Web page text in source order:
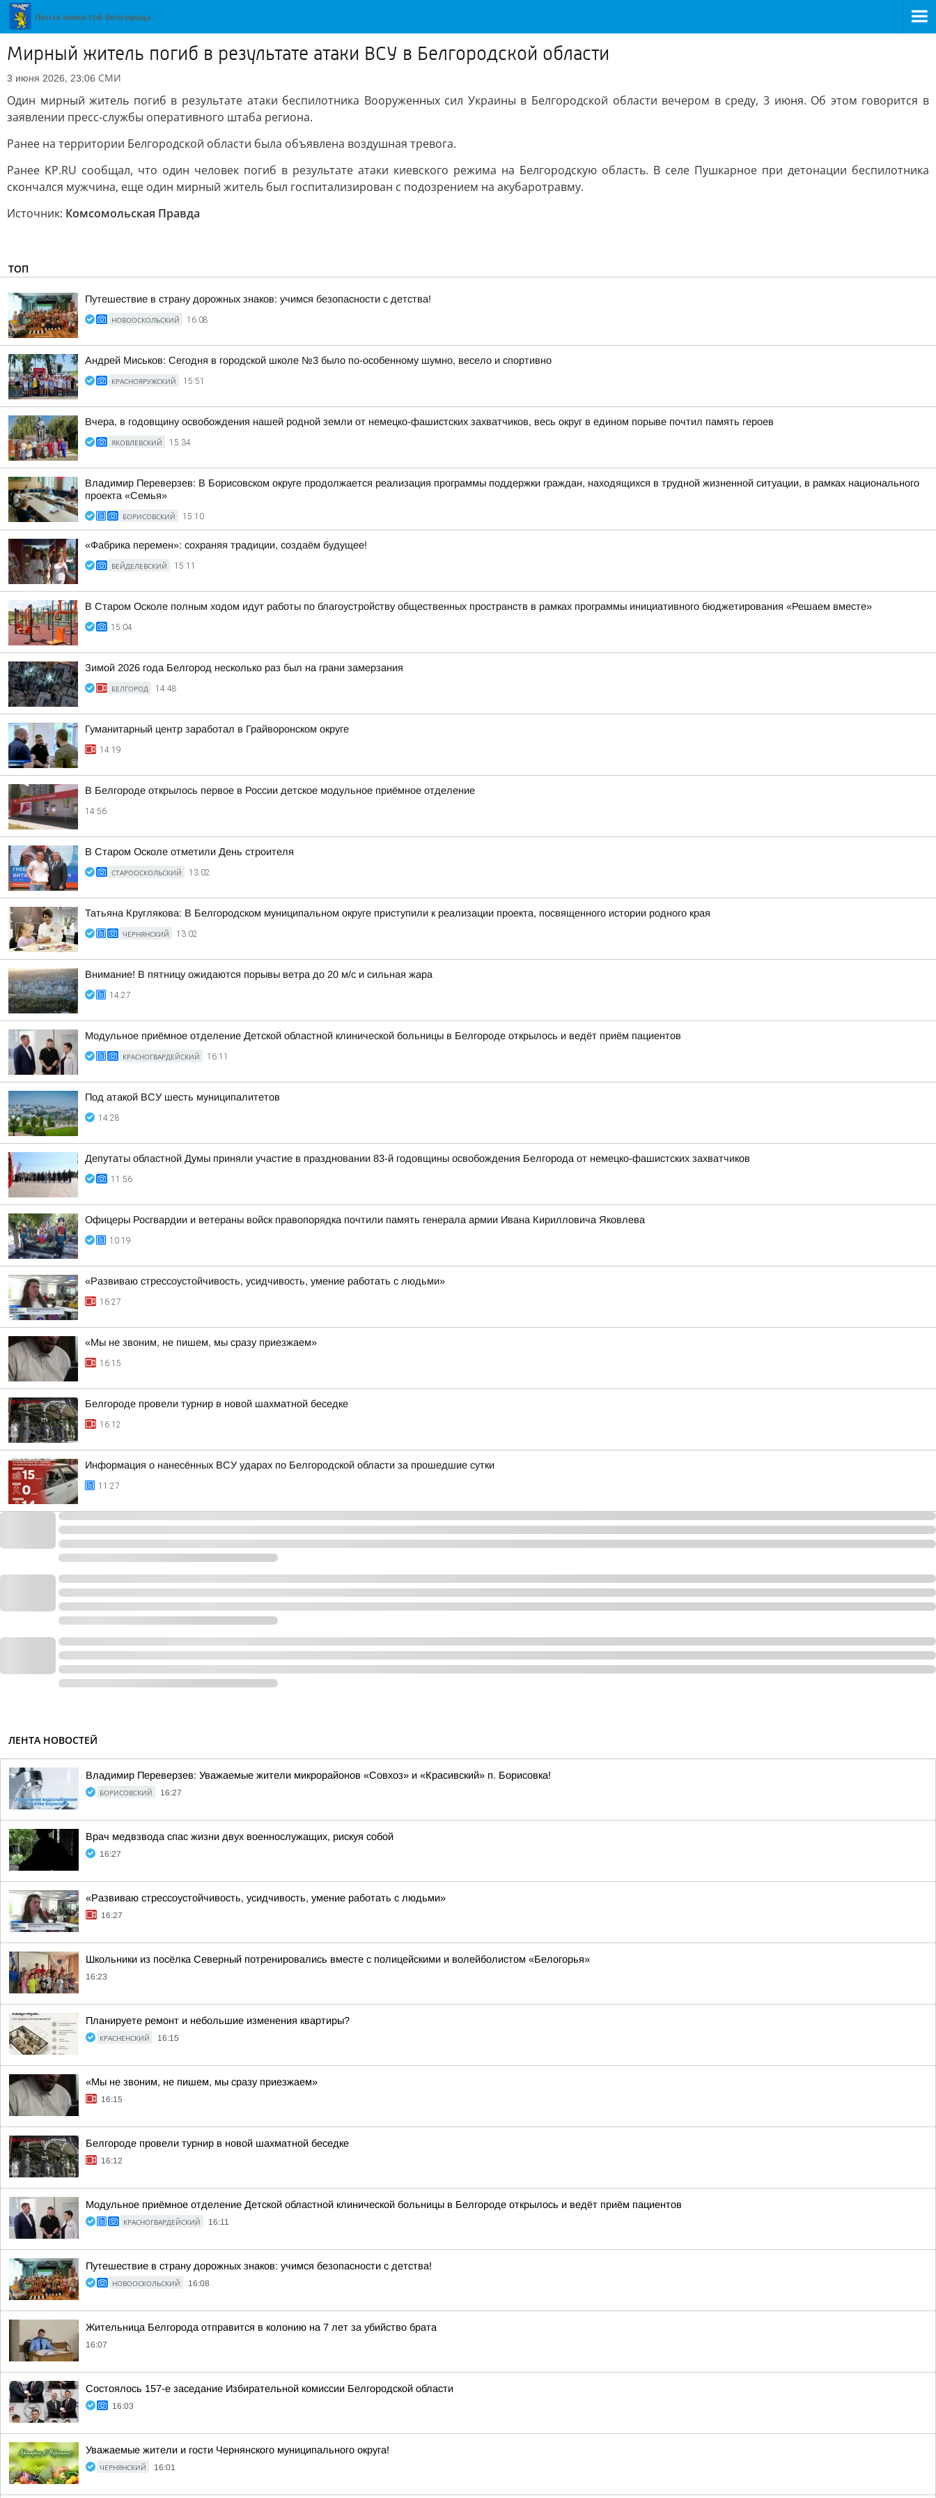
Мирный житель погиб в результате атаки ВСУ в Белгородской области
3 июня 2026, 23:06 СМИ
Один мирный житель погиб в результате атаки беспилотника Вооруженных сил Украины в Белгородской области вечером в среду, 3 июня. Об этом говорится в
заявлении пресс-службы оперативного штаба региона.
Ранее на территории Белгородской области была объявлена воздушная тревога.
Ранее KP.RU сообщал, что один человек погиб в результате атаки киевского режима на Белгородскую область. В селе Пушкарное при детонации беспилотника
скончался мужчина, еще один мирный житель был госпитализирован с подозрением на акубаротравму.
Источник: Комсомольская Правда
ТОП
Путешествие в страну дорожных знаков: учимся безопасности с детства!
НОВООСКОЛЬСКИЙ 16:08
Андрей Миськов: Сегодня в городской школе №3 было по-особенному шумно, весело и спортивно
КРАСНОЯРУЖСКИЙ 15:51
Вчера, в годовщину освобождения нашей родной земли от немецко-фашистских захватчиков, весь округ в едином порыве почтил память героев
ЯКОВЛЕВСКИЙ 15:34
Владимир Переверзев: В Борисовском округе продолжается реализация программы поддержки граждан, находящихся в трудной жизненной ситуации, в рамках национального
проекта «Семья»
БОРИСОВСКИЙ 15:10
«Фабрика перемен»: сохраняя традиции, создаём будущее!
ВЕЙДЕЛЕВСКИЙ 15:11
В Старом Осколе полным ходом идут работы по благоустройству общественных пространств в рамках программы инициативного бюджетирования «Решаем вместе»
15:04
Зимой 2026 года Белгород несколько раз был на грани замерзания
БЕЛГОРОД 14:48
Гуманитарный центр заработал в Грайворонском округе
14:19
В Белгороде открылось первое в России детское модульное приёмное отделение
14:56
В Старом Осколе отметили День строителя
СТАРООСКОЛЬСКИЙ 13:02
Татьяна Круглякова: В Белгородском муниципальном округе приступили к реализации проекта, посвященного истории родного края
ЧЕРНЯНСКИЙ 13:02
Внимание! В пятницу ожидаются порывы ветра до 20 м/с и сильная жара
14:27
Модульное приёмное отделение Детской областной клинической больницы в Белгороде открылось и ведёт приём пациентов
КРАСНОГВАРДЕЙСКИЙ 16:11
Под атакой ВСУ шесть муниципалитетов
14:28
Депутаты областной Думы приняли участие в праздновании 83-й годовщины освобождения Белгорода от немецко-фашистских захватчиков
11:56
Офицеры Росгвардии и ветераны войск правопорядка почтили память генерала армии Ивана Кирилловича Яковлева
10:19
«Развиваю стрессоустойчивость, усидчивость, умение работать с людьми»
16:27
«Мы не звоним, не пишем, мы сразу приезжаем»
16:15
Белгороде провели турнир в новой шахматной беседке
16:12
Информация о нанесённых ВСУ ударах по Белгородской области за прошедшие сутки
11:27
ЛЕНТА НОВОСТЕЙ
Владимир Переверзев: Уважаемые жители микрорайонов «Совхоз» и «Красивский» п. Борисовка!
БОРИСОВСКИЙ 16:27
Врач медвзвода спас жизни двух военнослужащих, рискуя собой
16:27
«Развиваю стрессоустойчивость, усидчивость, умение работать с людьми»
16:27
Школьники из посёлка Северный потренировались вместе с полицейскими и волейболистом «Белогорья»
16:23
Планируете ремонт и небольшие изменения квартиры?
КРАСНЕНСКИЙ 16:15
«Мы не звоним, не пишем, мы сразу приезжаем»
16:15
Белгороде провели турнир в новой шахматной беседке
16:12
Модульное приёмное отделение Детской областной клинической больницы в Белгороде открылось и ведёт приём пациентов
КРАСНОГВАРДЕЙСКИЙ 16:11
Путешествие в страну дорожных знаков: учимся безопасности с детства!
НОВООСКОЛЬСКИЙ 16:08
Жительница Белгорода отправится в колонию на 7 лет за убийство брата
16:07
Состоялось 157-е заседание Избирательной комиссии Белгородской области
16:03
Уважаемые жители и гости Чернянского муниципального округа!
ЧЕРНЯНСКИЙ 16:01